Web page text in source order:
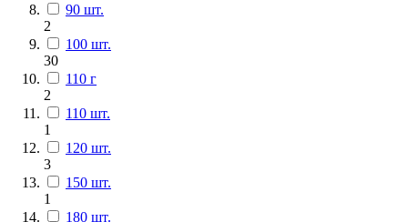
90 шт.
2
100 шт.
30
110 г
2
110 шт.
1
120 шт.
3
150 шт.
1
180 шт.